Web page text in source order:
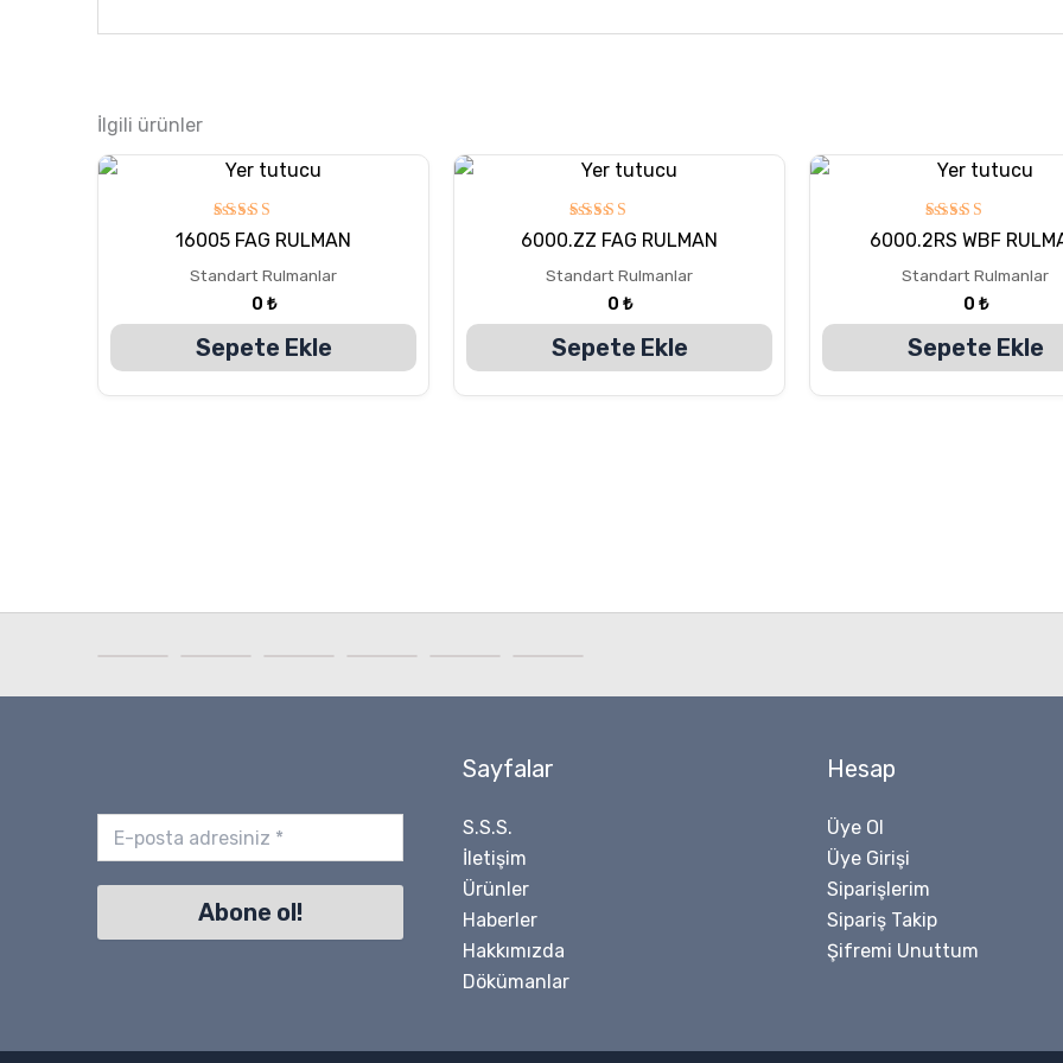
İlgili ürünler
5
üzerinden
oy aldı
16005 FAG RULMAN
Standart Rulmanlar
0 ₺
Sepete Ekle
5
üzerinden
oy aldı
6000.ZZ FAG RULMAN
Standart Rulmanlar
0 ₺
Sepete Ekle
5
üzerinden
oy aldı
6000.2RS WBF
Standart Rulmanlar
0 ₺
Sepete Ekle
Sayfalar
S.S.S.
İletişim
Ürünler
Haberler
Hakkımızda
Dökümanlar
Hesap
Üye Ol
Üye Girişi
Siparişlerim
Sipariş Takip
Şifremi Unuttum